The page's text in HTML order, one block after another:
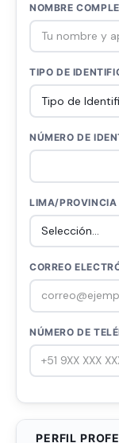
NOMBRE
TIPO DE
NÚMERO DE
LIMA/PROVINCIA
CORREO
NÚMERO DE
PERFIL